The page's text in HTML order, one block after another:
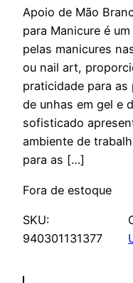
Apoio de Mão
para Manicure é
pelas manicures
ou nail art,
praticidade para
de unhas em gel e
sofisticado
ambiente de
para as […]
Fora de estoque
SKU:
940301131377